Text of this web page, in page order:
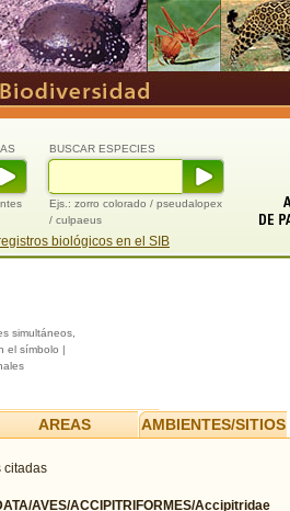
BUSCAR ESPECIES
Ejs.: zorro colorado / pseudalopex
/ culpaeus
biológicos en el SIB
simultáneos,
el símbolo |
AREAS AMBIENTES/SITIOS
citadas
AVES/ACCIPITRIFORMES/Accipitridae